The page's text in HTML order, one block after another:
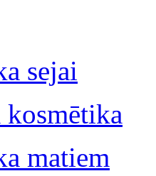
sejai
kosmētika
matiem